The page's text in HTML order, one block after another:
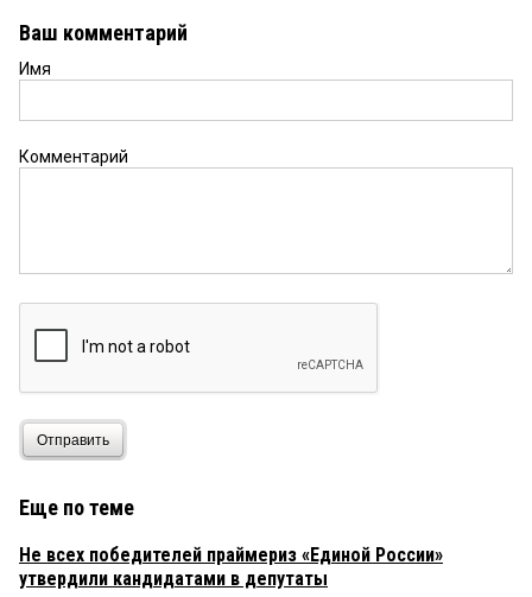
Ваш комментарий
Имя
Комментарий
Отправить
Еще по теме
Не всех победителей праймериз «Единой России»
утвердили кандидатами в депутаты